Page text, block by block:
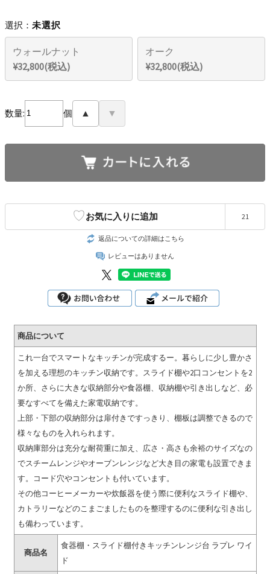
選択： 未選択
ウォールナット
¥32,800(税込)
オーク
¥32,800(税込)
数量: 個 ▲ ▼
♡お気に入りに追加 21
返品についての詳細はこちら
レビューはありません
商品について
これ一台でスマートなキッチンが完成するー。暮らしに少し豊かさ
を加える理想のキッチン収納です。スライド棚や2口コンセントを2
か所、さらに大きな収納部分や食器棚、収納棚や引き出しなど、必
要なすべてを備えた家電収納です。
上部・下部の収納部分は扉付きですっきり、棚板は調整できるので
様々なものを入れられます。
収納庫部分は充分な耐荷重に加え、広さ・高さも余裕のサイズなの
でスチームレンジやオーブンレンジなど大き目の家電も設置できま
す。コード穴やコンセントも付いています。
その他コーヒーメーカーや炊飯器を使う際に便利なスライド棚や、
カトラリーなどのこまごましたものを整理するのに便利な引き出し
も備わっています。
商品名
食器棚・スライド棚付きキッチンレンジ台 ラプレ ワイ
ド